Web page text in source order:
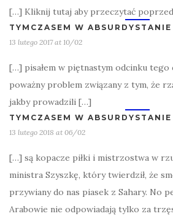
[…] Kliknij tutaj aby przeczytać
TYMCZASEM W
13 lutego 2017 at 10/02
[…] pisałem w piętnastym odcinku tego
poważny problem związany z tym, że
jakby prowadzili […]
TYMCZASEM W
13 lutego 2018 at 06/02
[…] są kopacze piłki i mistrzostwa w
ministra Szyszkę, który twierdził, że
przywiany do nas piasek z Sahary. No
Arabowie nie odpowiadają tylko za